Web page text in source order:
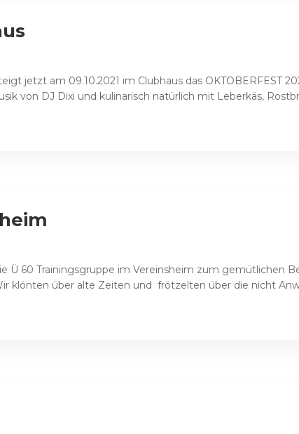
jetzt am 09.10.2021 im Clubhaus das OKTOBERFEST
von DJ Dixi und kulinarisch natürlich mit Leberkäs,
Ü 60 Trainingsgruppe im Vereinsheim zum gemütlichen
klönten über alte Zeiten und frötzelten über die nicht